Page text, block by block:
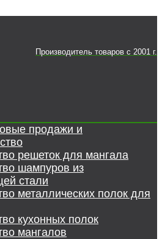
Производитель товаров c 2001 г.
продажи и
решеток для мангала
шампуров из
стали
металлических полок для
кухонных полок
мангалов